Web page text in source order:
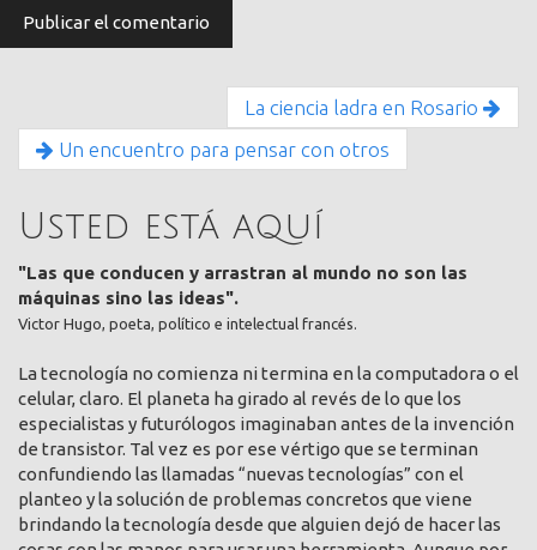
La ciencia ladra en Rosario
Un encuentro para pensar con otros
Usted está aquí
"Las que conducen y arrastran al mundo no son las
máquinas sino las ideas".
Victor Hugo, poeta, político e intelectual francés.
La tecnología no comienza ni termina en la computadora o el
celular, claro. El planeta ha girado al revés de lo que los
especialistas y futurólogos imaginaban antes de la invención
de transistor. Tal vez es por ese vértigo que se terminan
confundiendo las llamadas “nuevas tecnologías” con el
planteo y la solución de problemas concretos que viene
brindando la tecnología desde que alguien dejó de hacer las